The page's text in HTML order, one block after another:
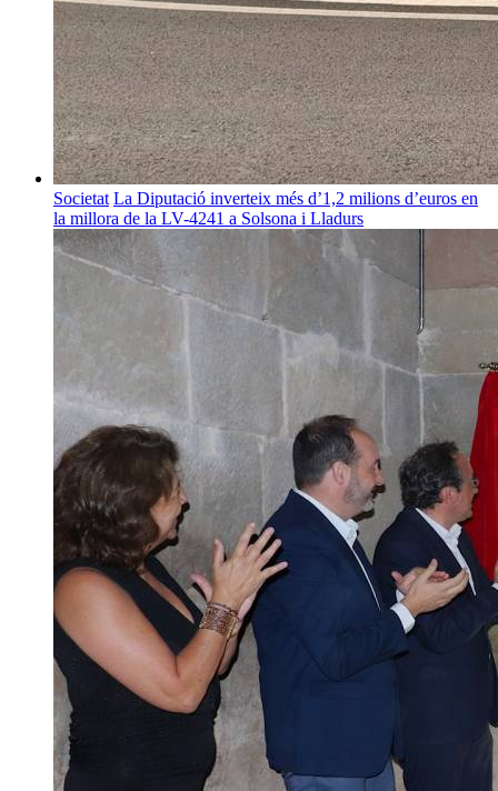
Societat La Diputació inverteix més d’1,2 milions d’euros en
la millora de la LV-4241 a Solsona i Lladurs